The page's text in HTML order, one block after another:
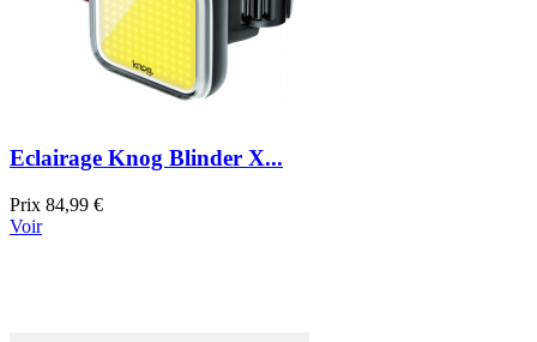
Eclairage Knog Blinder X...
Prix 84,99 €
Voir